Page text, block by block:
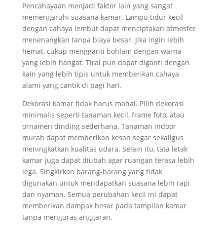
Pencahayaan menjadi faktor lain yang sangat
memengaruhi suasana kamar. Lampu tidur kecil
dengan cahaya lembut dapat menciptakan atmosfer
menenangkan tanpa biaya besar. Jika ingin lebih
hemat, cukup mengganti bohlam dengan warna
yang lebih hangat. Tirai pun dapat diganti dengan
kain yang lebih tipis untuk memberikan cahaya
alami yang cantik di pagi hari.
Dekorasi kamar tidak harus mahal. Pilih dekorasi
minimalis seperti tanaman kecil, frame foto, atau
ornamen dinding sederhana. Tanaman indoor
murah dapat memberikan kesan segar sekaligus
meningkatkan kualitas udara. Selain itu, tata letak
kamar juga dapat diubah agar ruangan terasa lebih
lega. Singkirkan barang-barang yang tidak
digunakan untuk mendapatkan suasana lebih rapi
dan nyaman. Semua perubahan kecil ini dapat
memberikan dampak besar pada tampilan kamar
tanpa menguras anggaran.